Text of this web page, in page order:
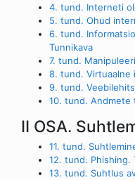
4. tund. Interneti
5. tund. Ohud
6. tund.
Tunnikava
7. tund.
8. tund. Virtuaalne
9. tund.
10. tund. Andmete
II OSA.
11. tund.
12. tund. Phishing.
13. tund. Suhtlus